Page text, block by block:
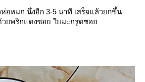
อหมก นึ่งอีก 3-5 นาที เสร็จแล้วยกขึ้น
ยพริกแดงซอย ใบมะกรูดซอ